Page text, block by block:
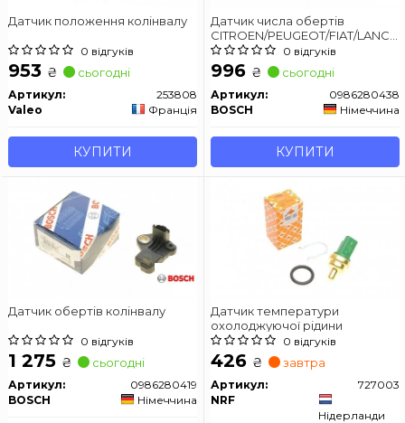
Датчик положення колінвалу
0 відгуків
953 ₴ сьогодні
Артикул:
253808
Valeo
Франція
КУПИТИ
Датчик числа обертів
CITROEN/PEUGEOT/FIAT/LANCIA
\'\'1,4-1,6 \'\'07-150 відгуків
996 ₴ сьогодні
Артикул:
0986280438
BOSCH
Німеччина
КУПИТИ
Датчик обертів колінвалу
0 відгуків
1 275 ₴ сьогодні
Артикул:
0986280419
BOSCH
Німеччина
Датчик температури
охолоджуючої рідини
0 відгуків
426 ₴ завтра
Артикул:
727003
NRF
Нідерланди